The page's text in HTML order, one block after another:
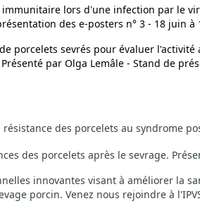
lors d'une infection par le
des e-posters n° 3 - 18 juin à
porcelets sevrés pour évaluer l'activité
Présenté par Olga Lemâle - Stand de
des porcelets au syndrome
des porcelets après le sevrage.
innovantes visant à améliorer la
porcin. Venez nous rejoindre à